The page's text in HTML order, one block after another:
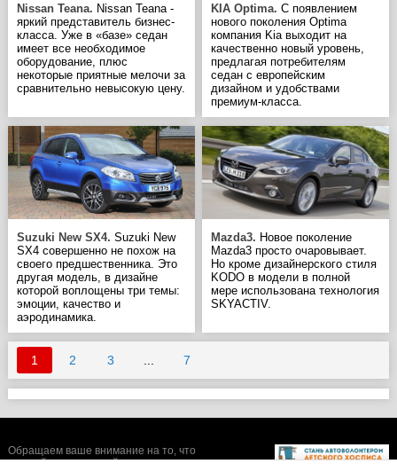
Nissan Teana. Nissan Teana -
яркий представитель бизнес-
класса. Уже в «базе» седан
имеет все необходимое
оборудование, плюс
некоторые приятные мелочи за
сравнительно невысокую цену.
KIA Optima. С появлением
нового поколения Optima
компания Kia выходит на
качественно новый уровень,
предлагая потребителям
седан с европейским
дизайном и удобствами
премиум-класса.
Suzuki New SX4. Suzuki New
SX4 совершенно не похож на
своего предшественника. Это
другая модель, в дизайне
которой воплощены три темы:
эмоции, качество и
аэродинамика.
Mazda3. Новое поколение
Mazda3 просто очаровывает.
Но кроме дизайнерского стиля
KODO в модели в полной
мере использована технология
SKYACTIV.
1 2 3 7
Обращаем ваше внимание на то, что
данный интернет-сайт носит исключительно